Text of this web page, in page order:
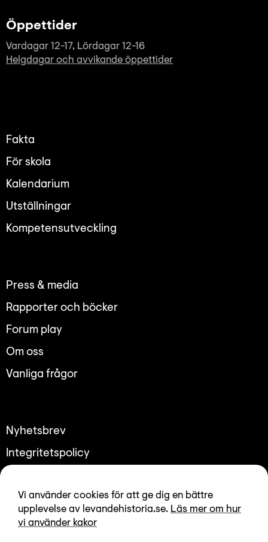
Vi använder cookies för att ge dig en bättre
upplevelse av levandehistoria.se. Läs mer om hur
vi använder kakor
Öppettider
Vardagar 12-17, Lördagar 12-16
Helgdagar och avvikande öppettider
Fakta
För skola
Kalendarium
Utställningar
Kompetensutveckling
Press & media
Rapporter och böcker
Forum play
Om oss
Vanliga frågor
Nyhetsbrev
Integritetspolicy